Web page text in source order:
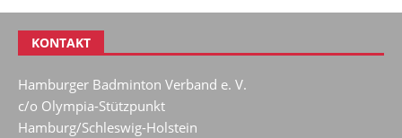
KONTAKT
Hamburger Badminton Verband e. V.
c/o Olympia-Stützpunkt
Hamburg/Schleswig-Holstein